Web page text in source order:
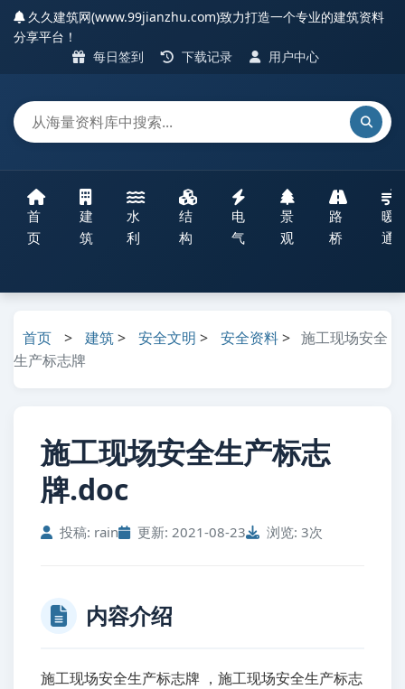
久久建筑网(www.99jianzhu.com)致力打造一个专业的建筑资料
分享平台！
每日签到
下载记录 用户中心
首
页
建
筑
水
利
结
构
电
气
景
观
路
桥
暖
通
首页 > 建筑> 安全文明 > 安全资料> 施工现场安全
生产标志牌
施工现场安全生产标志
牌.doc
投稿: rain 更新: 2021-08-23 浏览: 3次
内容介绍
施工现场安全生产标志牌 ，施工现场安全生产标志